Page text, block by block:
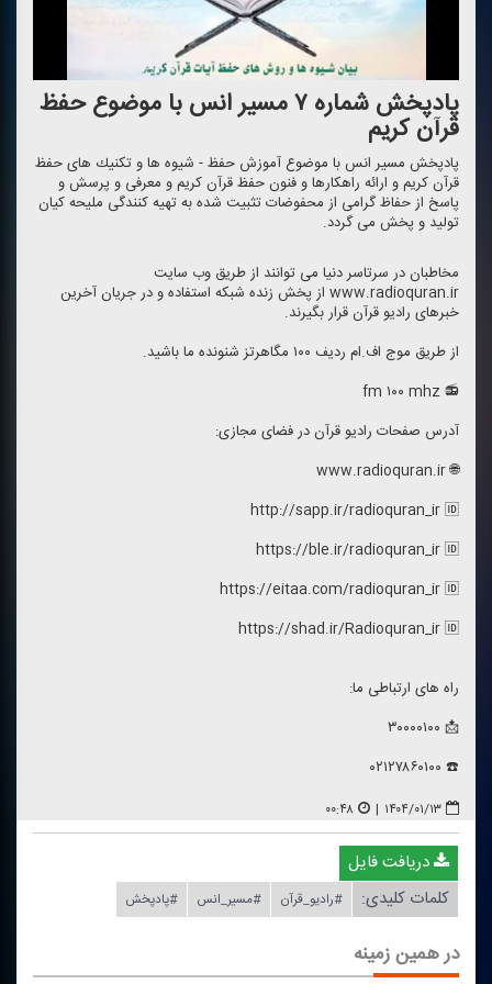
پادپخش شماره ۷ مسیر انس با موضوع حفظ
قرآن كریم
پادپخش مسیر انس با موضوع آموزش حفظ - شیوه ها و تكنیك های حفظ
قرآن كریم و ارائه راهكارها و فنون حفظ قرآن كریم و معرفی و پرسش و
پاسخ از حفاظ گرامی از محفوضات تثبیت شده به تهیه كنندگی ملیحه كیان
تولید و پخش می گردد.
مخاطبان در سرتاسر دنیا می توانند از طریق وب سایت
www.radioquran.ir از پخش زنده شبكه استفاده و در جریان آخرین
خبرهای رادیو قرآن قرار بگیرند.
از طریق موج اف.ام ردیف ۱۰۰ مگاهرتز شنونده ما باشید.
📻 fm ۱۰۰ mhz
آدرس صفحات رادیو قرآن در فضای مجازی:
🌐 www.radioquran.ir
http://sapp.ir/radioquran_ir 🆔
https://ble.ir/radioquran_ir 🆔
https://eitaa.com/radioquran_ir 🆔
https://shad.ir/Radioquran_ir 🆔
راه های ارتباطی ما:
📩 ۳۰۰۰۰۱۰۰
☎️ ۰۲۱۲۷۸۶۰۱۰۰
۱۴۰۴/۰۱/۱۳ | ۰۰:۴۸
دریافت فایل
کلمات کلیدی:
#رادیو_قرآن #مسیر_انس #پادپخش
در همین زمینه